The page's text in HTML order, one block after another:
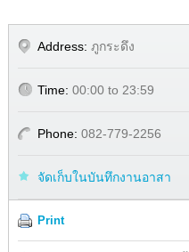
Address: ภูกระดึง
Time: 00:00 to 23:59
Phone: 082-779-2256
จัดเก็บในบันทึกงานอาสา
Print